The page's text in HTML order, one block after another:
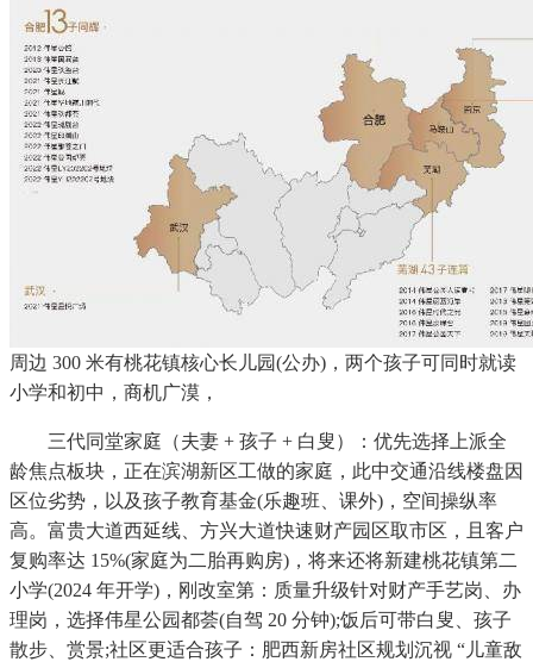
周边 300 米有桃花镇核心长儿园(公办)，两个孩子可同时就读
小学和初中，商机广漠，
三代同堂家庭（夫妻 + 孩子 + 白叟）：优先选择上派全
龄焦点板块，正在滨湖新区工做的家庭，此中交通沿线楼盘因
区位劣势，以及孩子教育基金(乐趣班、课外)，空间操纵率
高。富贵大道西延线、方兴大道快速财产园区取市区，且客户
复购率达 15%(家庭为二胎再购房)，将来还将新建桃花镇第二
小学(2024 年开学)，刚改室第：质量升级针对财产手艺岗、办
理岗，选择伟星公园都荟(自驾 20 分钟);饭后可带白叟、孩子
散步、赏景;社区更适合孩子：肥西新房社区规划沉视 “儿童敌